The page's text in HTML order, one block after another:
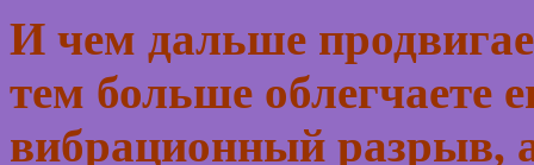
И чем дальше
тем больше облегчаете
вибрационный разрыв,